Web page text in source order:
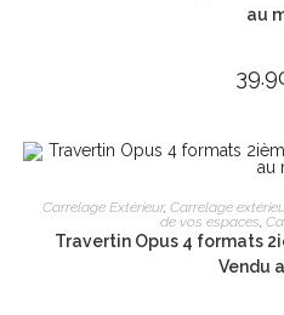
au
AJOUTER
Carrelage Extérieur, Carrelage
de vos espaces,
Travertin Opus 4 formats
Vendu